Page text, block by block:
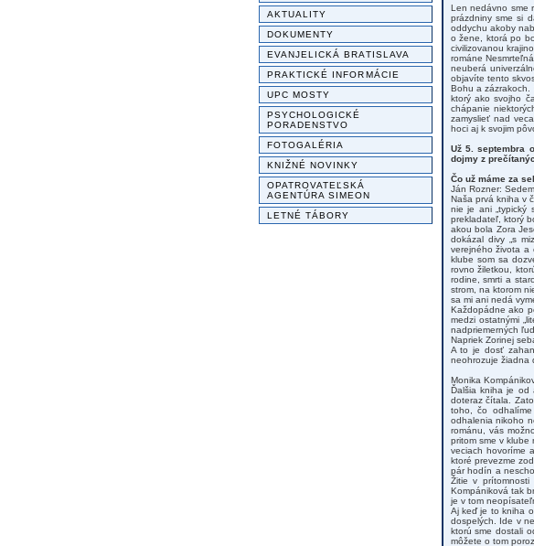
AKTUALITY
DOKUMENTY
EVANJELICKÁ BRATISLAVA
PRAKTICKÉ INFORMÁCIE
UPC MOSTY
PSYCHOLOGICKÉ
PORADENSTVO
FOTOGALÉRIA
KNIŽNÉ NOVINKY
OPATROVATEĽSKÁ
AGENTÚRA SIMEON
LETNÉ TÁBORY
Len nedávno sme
prázdniny sme si
oddychu akoby
o žene, ktorá po
civilizovanou
románe
neuberá
objavíte tento
Bohu a zázrakoch.
ktorý ako svojho
chápanie
zamyslieť nad
hoci aj k svojim
Už 5. septembra
dojmy z
Čo už máme za
Ján Rozner:
Naša prvá kniha v
nie je ani „typický
prekladateľ, ktorý
akou bola Zora
dokázal divy „s
verejného života
klube som sa
rovno žiletkou,
rodine, smrti a
strom, na ktorom
sa mi ani nedá
Každopádne ako
medzi ostatnými
nadpriemerných
Napriek Zorinej
A to je dosť
neohrozuje žiadna
Monika
Ďalšia kniha je od
doteraz čítala.
toho, čo
odhalenia nikoho
románu, vás
pritom sme v
veciach hovoríme
ktoré prevezme
pár hodín a
Žitie v
Kompániková tak
je v tom
Aj keď je to kniha
dospelých. Ide v
ktorú sme dostali
môžete o tom